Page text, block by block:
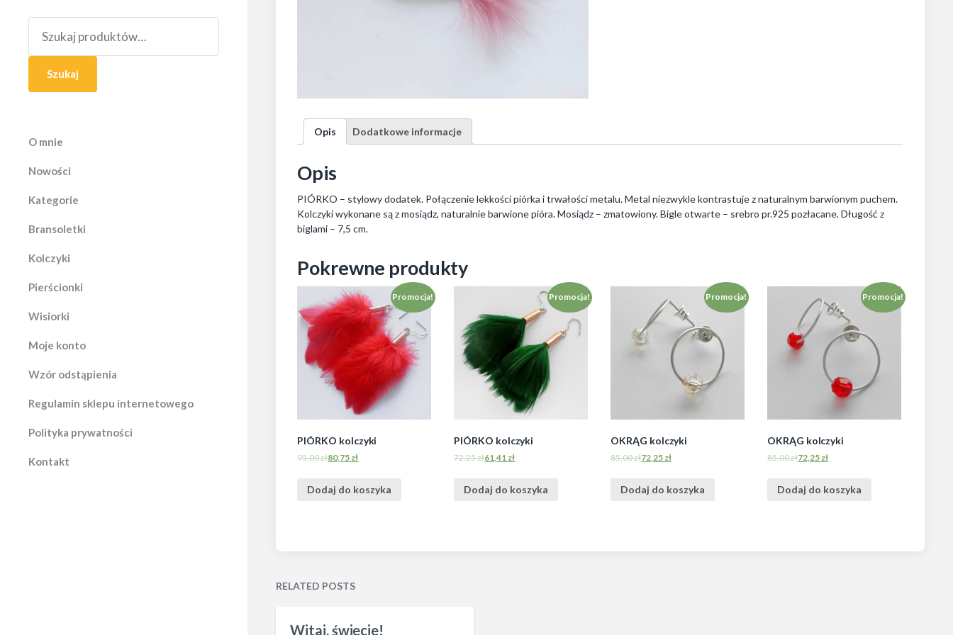
S
k
:
Szukaj
O mnie
Nowości
Kategorie
Bransoletki
Kolczyki
Pierścionki
Wisiorki
Moje konto
Wzór odstąpienia
Regulamin sklepu internetowego
Polityka prywatności
Kontakt
Opis Dodatkowe informacje
Opis
PIÓRKO – stylowy dodatek. Połączenie lekkości piórka i trwałości metalu. Metal niezwykle kontrastuje z naturalnym barwionym puchem.
Kolczyki wykonane są z mosiądz, naturalnie barwione pióra. Mosiądz – zmatowiony. Bigle otwarte – srebro pr.925 pozłacane. Długość z
biglami – 7,5 cm.
Pokrewne produkty
Promocja!
PIÓRKO kolczyki
95,00zł80,75 zł
Dodaj do koszyka
Promocja!
PIÓRKO kolczyki
72,25zł61,41 zł
Dodaj do koszyka
Promocja!
OKRĄG kolczyki
85,00zł72,25 zł
Dodaj do koszyka
Promocja!
OKRĄG kolczyki
85,00zł72,25 zł
Dodaj do koszyka
RELATED POSTS
Witaj, świecie!